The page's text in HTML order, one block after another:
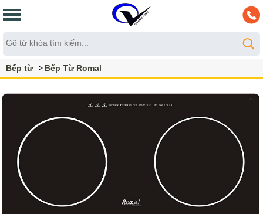
Bếp từ Bếp Từ Romal